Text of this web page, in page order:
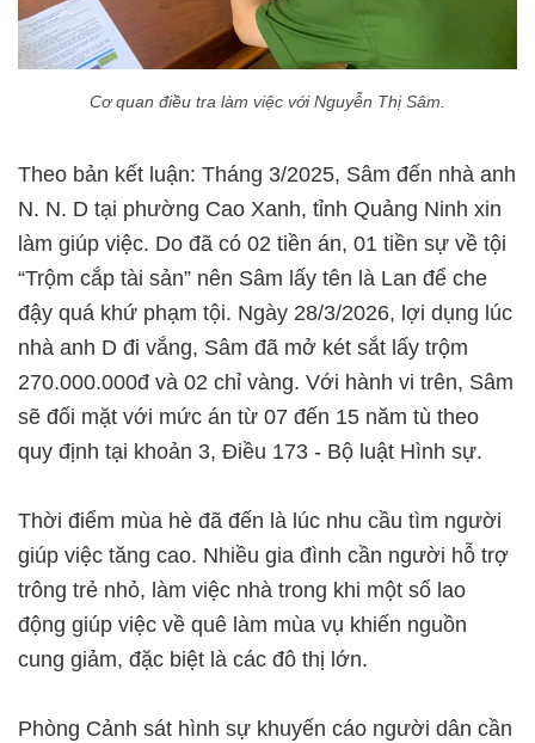
Cơ quan điều tra làm việc với Nguyễn Thị Sâm.
Theo bản kết luận: Tháng 3/2025, Sâm đến nhà anh
N. N. D tại phường Cao Xanh, tỉnh Quảng Ninh xin
làm giúp việc. Do đã có 02 tiền án, 01 tiền sự về tội
“Trộm cắp tài sản” nên Sâm lấy tên là Lan để che
đậy quá khứ phạm tội. Ngày 28/3/2026, lợi dụng lúc
nhà anh D đi vắng, Sâm đã mở két sắt lấy trộm
270.000.000đ và 02 chỉ vàng. Với hành vi trên, Sâm
sẽ đối mặt với mức án từ 07 đến 15 năm tù theo
quy định tại khoản 3, Điều 173 - Bộ luật Hình sự.
Thời điểm mùa hè đã đến là lúc nhu cầu tìm người
giúp việc tăng cao. Nhiều gia đình cần người hỗ trợ
trông trẻ nhỏ, làm việc nhà trong khi một số lao
động giúp việc về quê làm mùa vụ khiến nguồn
cung giảm, đặc biệt là các đô thị lớn.
Phòng Cảnh sát hình sự khuyến cáo người dân cần